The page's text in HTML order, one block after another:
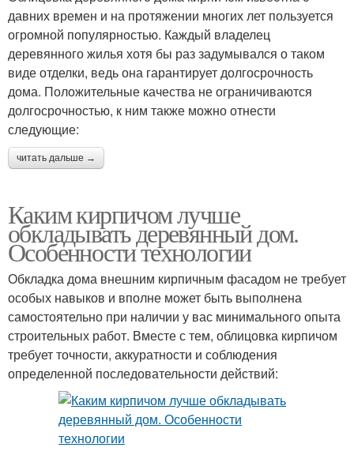
давних времен и на протяжении многих лет пользуется
огромной популярностью. Каждый владелец
деревянного жилья хотя бы раз задумывался о таком
виде отделки, ведь она гарантирует долгосрочность
дома. Положительные качества не ограничиваются
долгосрочностью, к ним также можно отнести
следующие:
читать дальше →
Каким кирпичом лучше
обкладывать деревянный дом.
Особенности технологии
Обкладка дома внешним кирпичным фасадом не требует
особых навыков и вполне может быть выполнена
самостоятельно при наличии у вас минимального опыта
строительных работ. Вместе с тем, облицовка кирпичом
требует точности, аккуратности и соблюдения
определенной последовательности действий: